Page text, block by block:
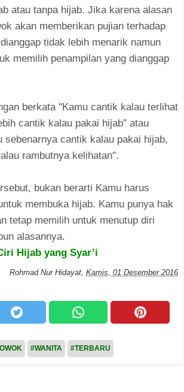
atau tanpa hijab. Jika karena alasan
akan memberikan pujian terhadap
tidak lebih menarik namun
memilih penampilan yang dianggap
berkata "Kamu cantik kalau terlihat
cantik kalau pakai hijab" atau
sebenarnya cantik kalau pakai hijab,
rambutnya kelihatan".
bukan berarti Kamu harus
membuka hijab. Kamu punya hak
tetap memilih untuk menutup diri
alasannya.
Hijab yang Syar’i
Rohmad Nur Hidayat, Kamis, 01 Desember 2016
#WANITA #TERBARU